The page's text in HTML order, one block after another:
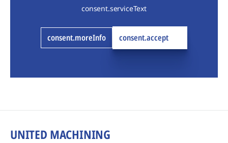
consent.serviceText
consent.moreInfo consent.accept
UNITED MACHINING